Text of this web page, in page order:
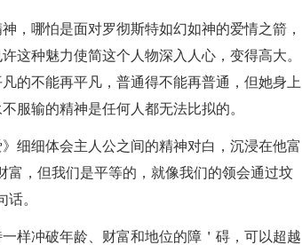
，哪怕是面对罗彻斯特如幻如神的爱情之箭，
这种魅力使简这个人物深入人心，变得高大。
的不能再平凡，普通得不能再普通，但她身上
服输的精神是任何人都无法比拟的。
细细体会主人公之间的精神对白，沉浸在他富
富，但我们是平等的，就像我们的领会通过坟
。
样冲破年龄、财富和地位的障＇碍，可以超越